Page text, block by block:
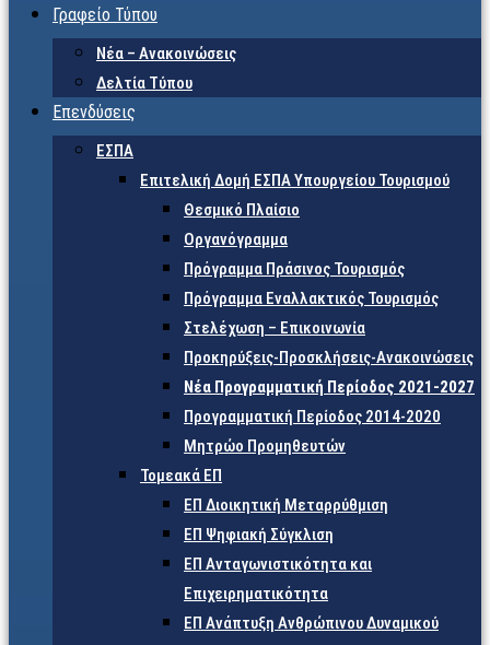
Γραφείο Τύπου
Νέα – Ανακοινώσεις
Δελτία Τύπου
Επενδύσεις
ΕΣΠΑ
Επιτελική Δομή ΕΣΠΑ Υπουργείου Τουρισμού
Θεσμικό Πλαίσιο
Οργανόγραμμα
Πρόγραμμα Πράσινος Τουρισμός
Πρόγραμμα Εναλλακτικός Τουρισμός
Στελέχωση – Επικοινωνία
Προκηρύξεις-Προσκλήσεις-Ανακοινώσεις
Νέα Προγραμματική Περίοδος 2021-2027
Προγραμματική Περίοδος 2014-2020
Μητρώο Προμηθευτών
Τομεακά ΕΠ
ΕΠ Διοικητική Μεταρρύθμιση
ΕΠ Ψηφιακή Σύγκλιση
ΕΠ Ανταγωνιστικότητα και
Επιχειρηματικότητα
ΕΠ Ανάπτυξη Ανθρώπινου Δυναμικού